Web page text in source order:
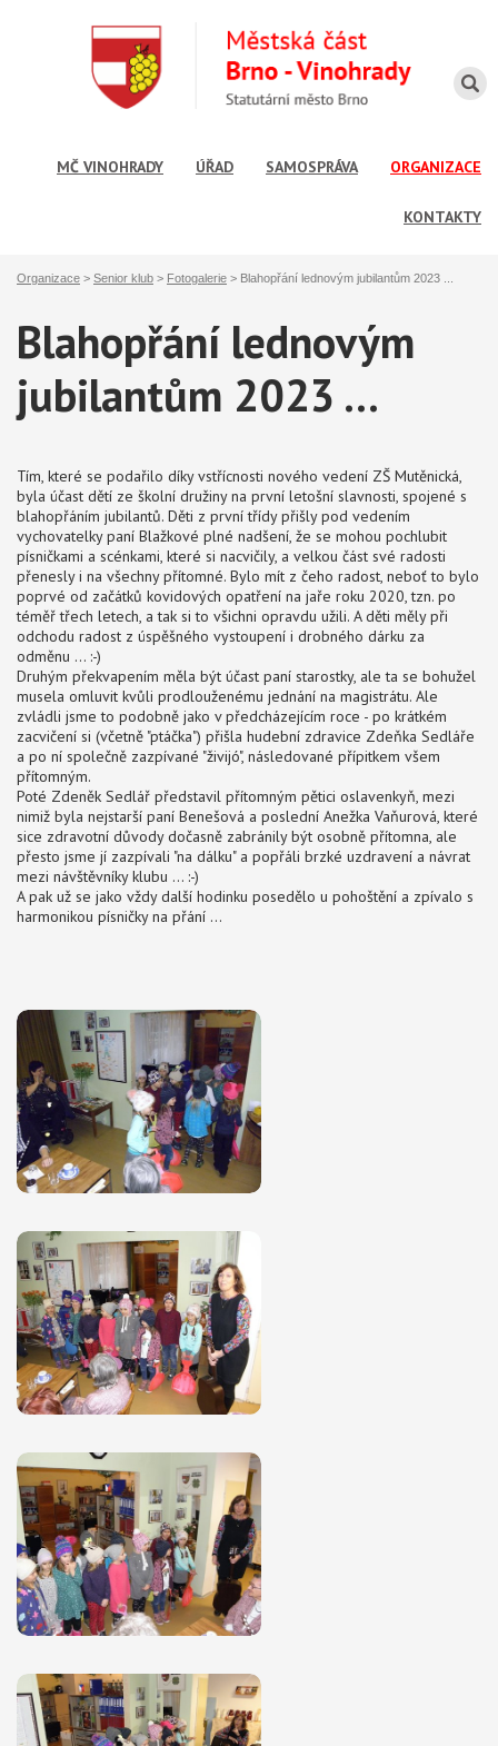
MČ VINOHRADY ÚŘAD SAMOSPRÁVA ORGANIZACE
KONTAKTY
Organizace > Senior klub > Fotogalerie > Blahopřání lednovým jubilantům 2023 ...
Blahopřání lednovým
jubilantům 2023 ...
Tím, které se podařilo díky vstřícnosti nového vedení ZŠ Mutěnická,
byla účast dětí ze školní družiny na první letošní slavnosti, spojené s
blahopřáním jubilantů. Děti z první třídy přišly pod vedením
vychovatelky paní Blažkové plné nadšení, že se mohou pochlubit
písničkami a scénkami, které si nacvičily, a velkou část své radosti
přenesly i na všechny přítomné. Bylo mít z čeho radost, neboť to bylo
poprvé od začátků kovidových opatření na jaře roku 2020, tzn. po
téměř třech letech, a tak si to všichni opravdu užili. A děti měly při
odchodu radost z úspěšného vystoupení i drobného dárku za
odměnu ... :-)
Druhým překvapením měla být účast paní starostky, ale ta se bohužel
musela omluvit kvůli prodlouženému jednání na magistrátu. Ale
zvládli jsme to podobně jako v předcházejícím roce - po krátkém
zacvičení si (včetně "ptáčka") přišla hudební zdravice Zdeňka Sedláře
a po ní společně zazpívané "živijó", následované přípitkem všem
přítomným.
Poté Zdeněk Sedlář představil přítomným pětici oslavenkyň, mezi
nimiž byla nejstarší paní Benešová a poslední Anežka Vaňurová, které
sice zdravotní důvody dočasně zabránily být osobně přítomna, ale
přesto jsme jí zazpívali "na dálku" a popřáli brzké uzdravení a návrat
mezi návštěvníky klubu ... :-)
A pak už se jako vždy další hodinku posedělo u pohoštění a zpívalo s
harmonikou písničky na přání ...